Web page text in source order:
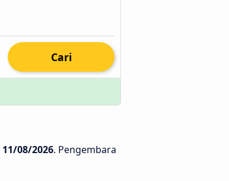
Cari
11/08/2026. Pengembara